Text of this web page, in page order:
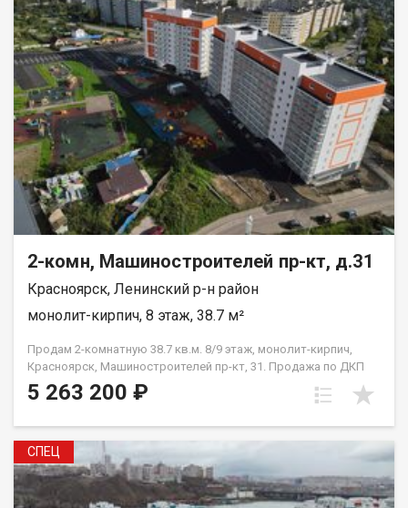
Совмещенный санузел, который можно оборудовать по
своему усмотрению. В шаговой доступности находятся все
необходимые объекты инфраструктуры: школы, детские
сады, клиники и магазины. Это идеальное местоположение
для семей с детьми и всех, кто ценит удобство и доступность
городских благ. Рассмотрим все виды расчёта. Возможно
использование мат капитала и жилищного сертификата.
Полное юр сопровождение сделки. Помощь в оформлении
ипотеки. Покажу в удобное для вас время по договорённости.
2-комн, Машиностроителей пр-кт, д.31
Красноярск, Ленинский р-н район
монолит-кирпич, 8 этаж, 38.7 м²
Продам 2-комнатную 38.7 кв.м. 8/9 этаж, монолит-кирпич,
Красноярск, Машиностроителей пр-кт, 31. Продажа по ДКП
НЕ ОТ ЗАСТРОЙЩИКА
5 263 200 ₽
СПЕЦ